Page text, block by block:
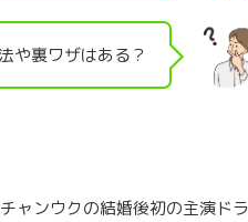
や裏ワザはある？
ャンウクの結婚後初の主演ドラ